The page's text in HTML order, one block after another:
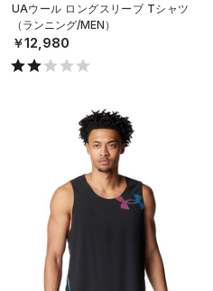
UAウール ロングスリーブ Tシャツ
（ランニング/MEN）
￥12,980